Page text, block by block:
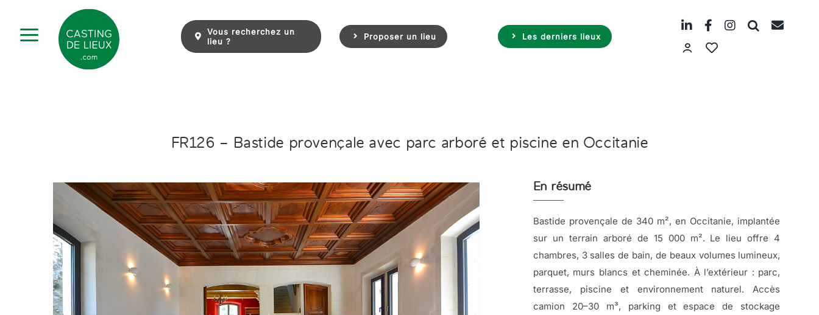
content
Vous recherchez un
lieu ?
Proposer un lieu Les derniers lieux
FR126 – Bastide provençale avec parc arboré et piscine en Occitanie
En résumé
Bastide provençale de 340 m², en Occitanie, implantée
sur un terrain arboré de 15 000 m². Le lieu offre 4
chambres, 3 salles de bain, de beaux volumes lumineux,
parquet, murs blancs et cheminée. À l’extérieur : parc,
terrasse, piscine et environnement naturel. Accès
camion 20–30 m³, parking et espace de stockage